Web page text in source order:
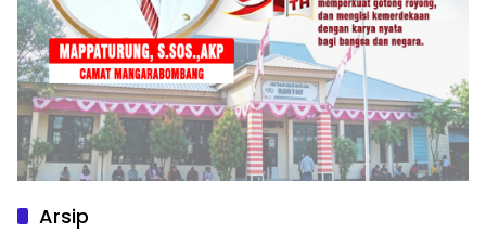
Arsip